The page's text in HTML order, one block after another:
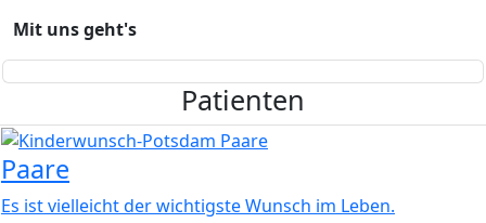
Mit uns geht's
Patienten
Bild
Paare
Es ist vielleicht der wichtigste Wunsch im Leben.